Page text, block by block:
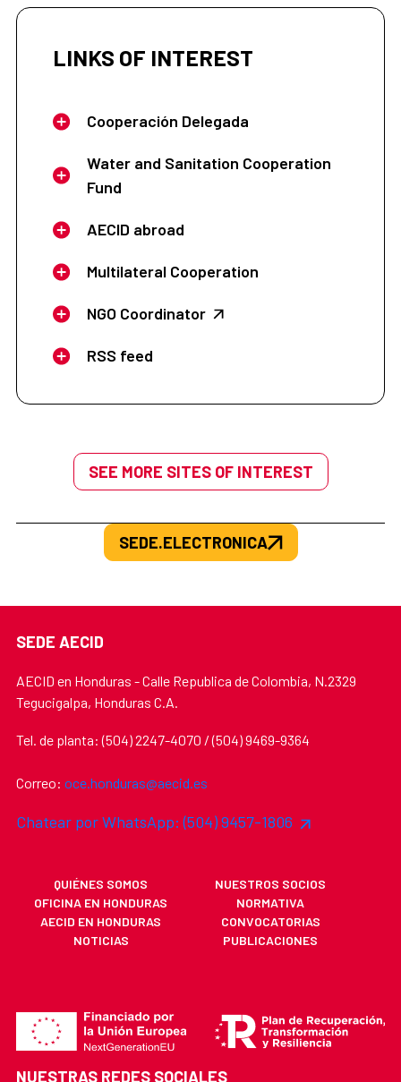
LINKS OF INTEREST
Cooperación Delegada
Water and Sanitation Cooperation
Fund
AECID abroad
Multilateral Cooperation
NGO Coordinator
RSS feed
SEE MORE SITES OF INTEREST
SEDE.ELECTRONICA
SEDE AECID
AECID en Honduras - Calle Republica de Colombia, N.2329
Tegucigalpa, Honduras C.A.
Tel. de planta: (504) 2247-4070 / (504) 9469-9364
Correo: oce.honduras@aecid.es
Chatear por WhatsApp: (504) 9457-1806
QUIÉNES SOMOS
NUESTROS SOCIOS
OFICINA EN HONDURAS
NORMATIVA
AECID EN HONDURAS
CONVOCATORIAS
NOTICIAS
PUBLICACIONES
NUESTRAS REDES SOCIALES